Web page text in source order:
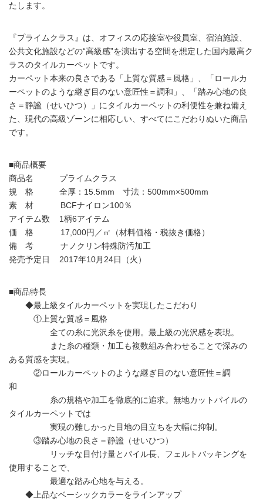
たします。
『プライムクラス』は、オフィスの応接室や役員室、宿泊施設、
公共文化施設などの“高級感”を演出する空間を想定した国内最高ク
ラスのタイルカーペットです。
カーペット本来の良さである「上質な質感＝風格」、「ロールカ
ーペットのような継ぎ目のない意匠性＝調和」、「踏み心地の良
さ＝静謐（せいひつ）」にタイルカーペットの利便性を兼ね備え
た、現代の高級ゾーンに相応しい、すべてにこだわりぬいた商品
です。
■商品概要
商品名 プライムクラス
規 格 全厚：15.5mm 寸法：500mm×500mm
素 材 BCFナイロン100％
アイテム数 1柄6アイテム
価 格 17,000円／㎡（材料価格・税抜き価格）
備 考 ナノクリン特殊防汚加工
発売予定日 2017年10月24日（火）
■商品特長
◆最上級タイルカーペットを実現したこだわり
①上質な質感＝風格
全ての糸に光沢糸を使用。最上級の光沢感を表現。
また糸の種類・加工も複数組み合わせることで深みの
ある質感を実現。
②ロールカーペットのような継ぎ目のない意匠性＝調
和
糸の規格や加工を徹底的に追求。無地カットパイルの
タイルカーペットでは
実現の難しかった目地の目立ちを大幅に抑制。
③踏み心地の良さ＝静謐（せいひつ）
リッチな目付け量とパイル長、フェルトバッキングを
使用することで、
最適な踏み心地を与える。
◆上品なベーシックカラーをラインアップ